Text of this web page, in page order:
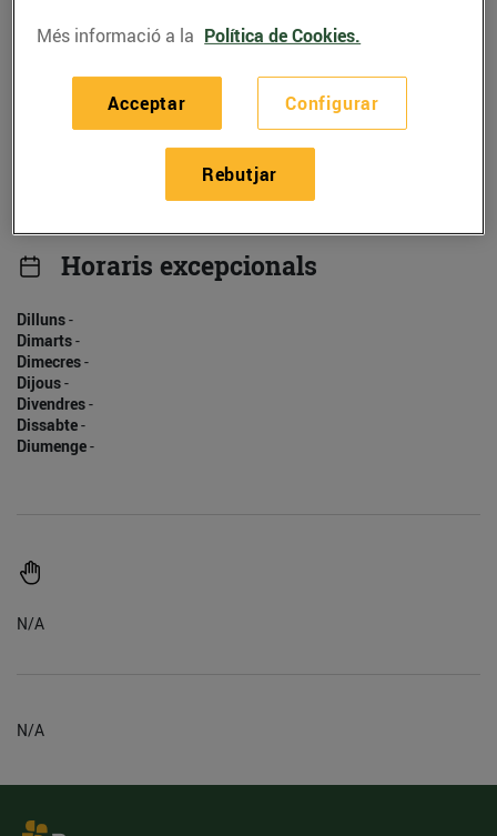
Horaris
Horaris excepcionals
Dilluns-
Dimarts-
Dimecres-
Dijous-
Divendres-
Dissabte-
Diumenge-
N/A
N/A
Més informació a la Política de Cookies.
Configurar
Rebutjar
Acceptar